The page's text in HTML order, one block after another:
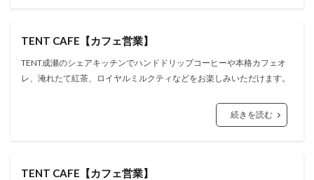
TENT CAFE【カフェ営業】
TENT成瀬のシェアキッチンでハンドドリップコーヒーや本格カフェオ
レ、淹れたて紅茶、ロイヤルミルクティなどをお楽しみいただけます。
続きを読む
TENT CAFE【カフェ営業】